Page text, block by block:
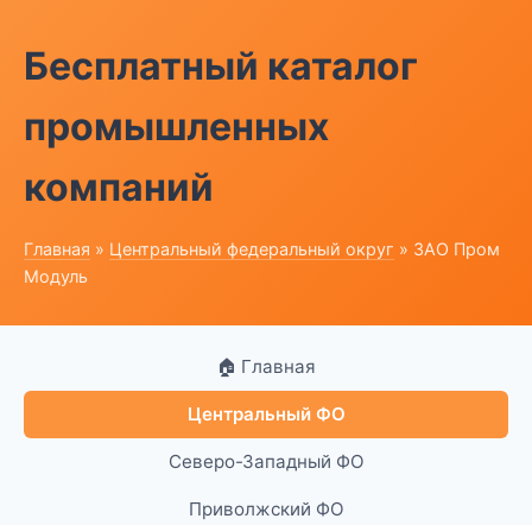
Бесплатный каталог
промышленных
компаний
Главная » Центральный федеральный округ » ЗАО Пром
Модуль
🏠 Главная
Центральный ФО
Северо-Западный ФО
Приволжский ФО